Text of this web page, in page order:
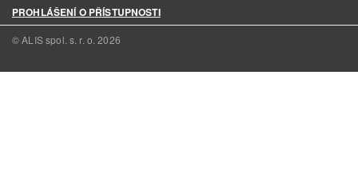
PROHLÁŠENÍ O PŘÍSTUPNOSTI
© ALIS spol. s. r. o.2026